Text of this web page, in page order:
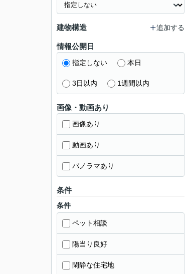
建物構造 追加する
情報公開日
指定しない 本日
3日以内 1週間以内
画像・動画あり
画像あり
動画あり
パノラマあり
条件
条件
ペット相談
陽当り良好
閑静な住宅地